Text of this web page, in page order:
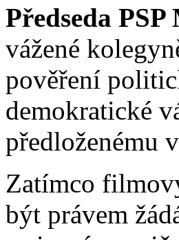
Předseda
vážené
pověření
demokratické
předloženému
Zatímco
být právem